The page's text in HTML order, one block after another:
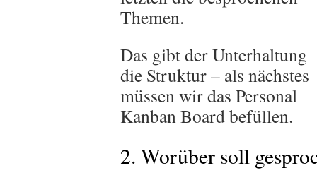
Themen.
Das gibt der Unterhaltung
die Struktur – als nächstes
müssen wir das Personal
Kanban Board befüllen.
2. Worüber soll